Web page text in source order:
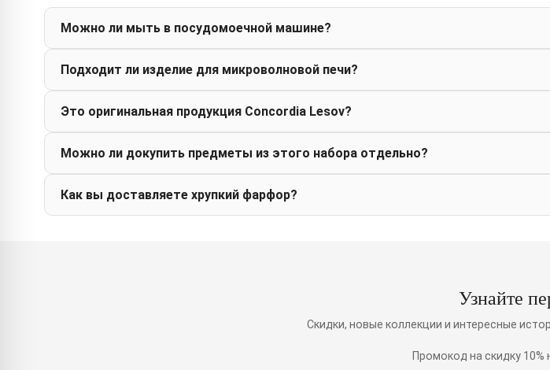
Можно ли мыть в посудомоечной машине?
Подходит ли изделие для микроволновой печи?
Это оригинальная продукция Concordia Lesov?
Можно ли докупить предметы из этого набора отдельно?
Как вы доставляете хрупкий фарфор?
Узнайте
Скидки, новые коллекции и интересные
Промокод на скидку 10%